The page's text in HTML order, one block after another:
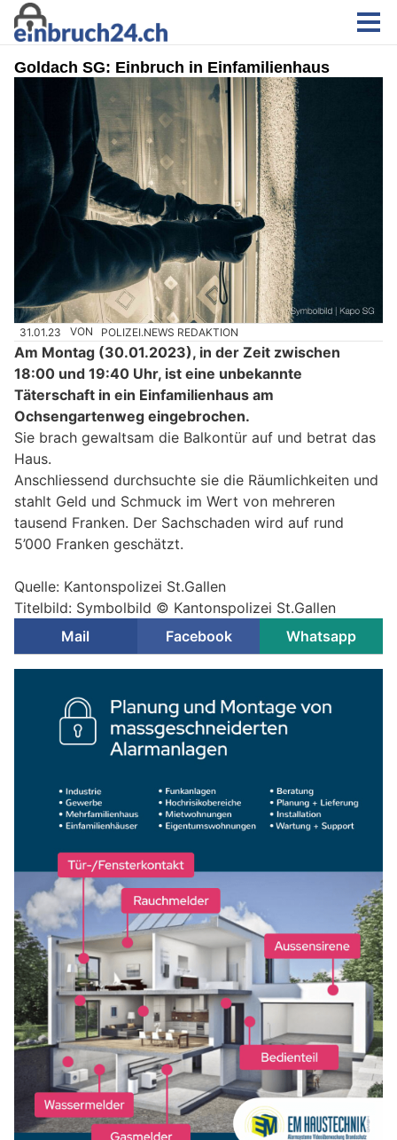
Goldach SG: Einbruch in Einfamilienhaus
31.01.23 VON POLIZEI.NEWS REDAKTION
Am Montag (30.01.2023), in der Zeit zwischen
18:00 und 19:40 Uhr, ist eine unbekannte
Täterschaft in ein Einfamilienhaus am
Ochsengartenweg eingebrochen.
Sie brach gewaltsam die Balkontür auf und betrat das
Haus.
Anschliessend durchsuchte sie die Räumlichkeiten und
stahlt Geld und Schmuck im Wert von mehreren
tausend Franken. Der Sachschaden wird auf rund
5’000 Franken geschätzt.
Quelle: Kantonspolizei St.Gallen
Titelbild: Symbolbild © Kantonspolizei St.Gallen
Mail
Facebook Whatsapp